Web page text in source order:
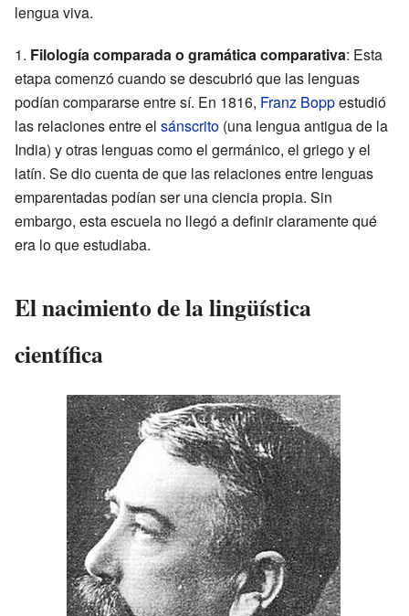
lengua viva.
Filología comparada o gramática comparativa: Esta
etapa comenzó cuando se descubrió que las lenguas
podían compararse entre sí. En 1816, Franz Boppestudió
las relaciones entre el sánscrito (una lengua antigua de la
India) y otras lenguas como el germánico, el griego y el
latín. Se dio cuenta de que las relaciones entre lenguas
emparentadas podían ser una ciencia propia. Sin
embargo, esta escuela no llegó a definir claramente qué
era lo que estudiaba.
El nacimiento de la lingüística
científica